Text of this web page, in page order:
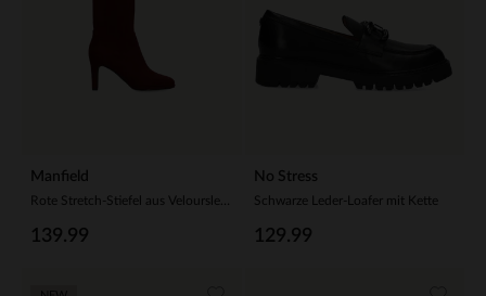
Manfield
139.99
No Stress
Schwarze Leder-Loafer mit Kette
129.99